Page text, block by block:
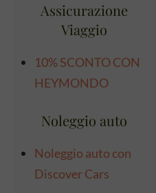
Assicurazione
Viaggio
10% SCONTO CON
HEYMONDO
Noleggio auto
Noleggio auto con
Discover Cars